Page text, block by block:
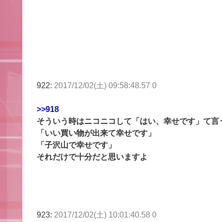
922: 2017/12/02(土) 09:58:48.57 0
>>918
そういう時はニコニコして「はい、幸せです」て言
「いい買い物が出来て幸せです」
「子沢山で幸せです」
それだけで十分だと思いますよ
923: 2017/12/02(土) 10:01:40.58 0